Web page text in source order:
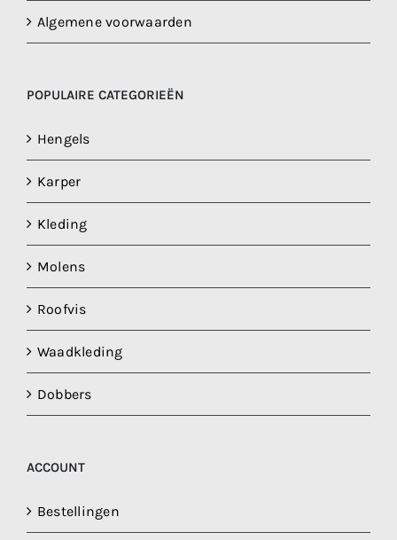
Algemene voorwaarden
POPULAIRE CATEGORIEËN
Hengels
Karper
Kleding
Molens
Roofvis
Waadkleding
Dobbers
ACCOUNT
Bestellingen